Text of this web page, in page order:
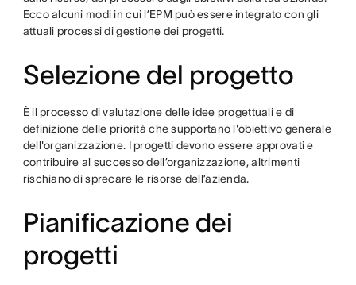
Ecco alcuni modi in cui l’EPM può essere integrato con gli
attuali processi di gestione dei progetti.
Selezione del progetto
È il processo di valutazione delle idee progettuali e di
definizione delle priorità che supportano l'obiettivo generale
dell'organizzazione. I progetti devono essere approvati e
contribuire al successo dell’organizzazione, altrimenti
rischiano di sprecare le risorse dell’azienda.
Pianificazione dei
progetti